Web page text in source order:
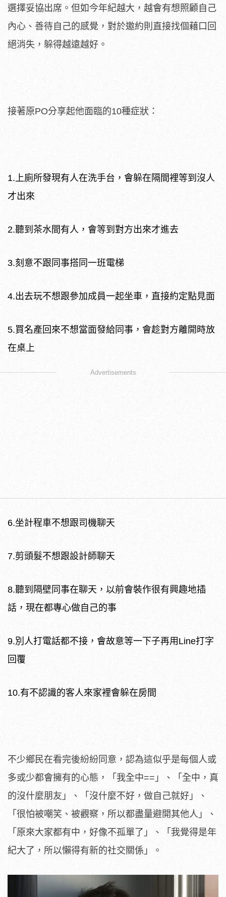
選擇妥協出席。但如今年紀越大，越會有想照顧自己
內心、善待自己的感覺，對於邀約則直接找個藉口回
絕消失，躲得越遠越好。
接著原PO分享起他面臨的10種症狀：
1.上廁所發現有人在洗手台，會躲在隔間裡等到沒人
才出來
2.聽到茶水間有人，會等到對方出來才進去
3.刻意不跟同事搭同一班電梯
4.出去玩不想跟參加成員一起坐車，直接約定點見面
5.買名產回來不想當面發給同事，會趁對方離開時放
在桌上
Advertisements
6.坐計程車不想跟司機聊天
7.剪頭髮不想跟設計師聊天
8.聽到隔壁同事在聊天，以前會裝作很有興趣地插
話，現在都專心做自己的事
9.別人打電話都不接，會故意等一下子再用Line打字
回覆
10.有不認識的客人來家裡會躲在房間
不少鄉民在看完後紛紛同意，認為這似乎是每個人或
多或少都會擁有的心態，「我全中==」、「全中，真
的沒什麼朋友」、「沒什麼不好，做自己就好」、
「很怕被嘲笑、被觀察，所以都盡量避開其他人」、
「原來大家都有中，好像不孤單了」、「我覺得是年
紀大了，所以懶得有新的社交關係」。